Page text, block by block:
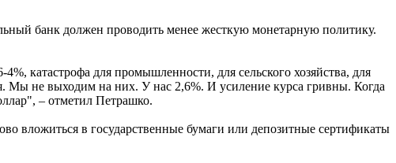
банк должен проводить менее жесткую монетарную политику.
катастрофа для промышленности, для сельского хозяйства, для
Мы не выходим на них. У нас 2,6%. И усиление курса гривны. Когда
– отметил Петрашко.
вложиться в государственные бумаги или депозитные сертификаты